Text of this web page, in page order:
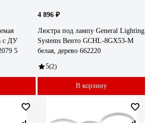
с ДУ
5
4 896 ₽
Люстра под лампу General Lighting
Systems Венто GCHL-8GX53-M
белая, дерево 662220
5(2)
В корзину